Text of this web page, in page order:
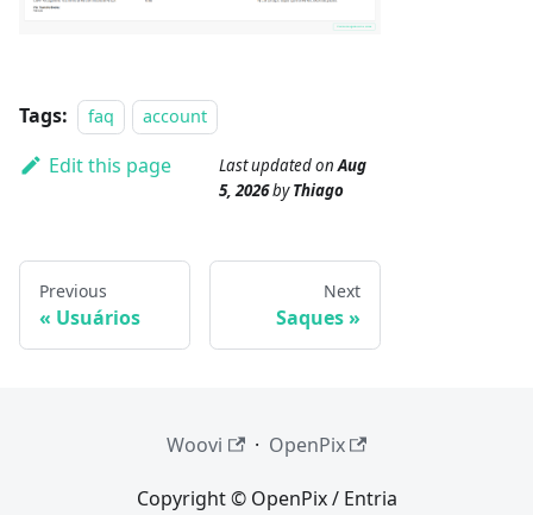
Tags: faq account
Edit this page Last updatedonAug
5, 2026byThiago
Previous
Usuários
Next
Saques
Woovi · OpenPix
Copyright © OpenPix / Entria